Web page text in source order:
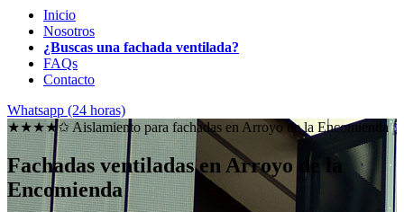
Inicio
Nosotros
¿Buscas una fachada ventilada?
FAQs
Contacto
Whatsapp (24 horas)
★★★★✩ Aislamiento para fachadas en Arroyo de la Encomienda
Fachadas ventiladas en Arroyo de la
Encomienda